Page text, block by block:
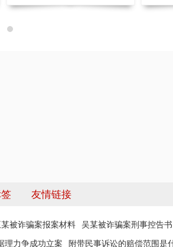
友情链接
某被诈骗案报案材料 吴某被诈骗案刑事控告书
理力争成功立案 附带民事诉讼的赔偿范围是